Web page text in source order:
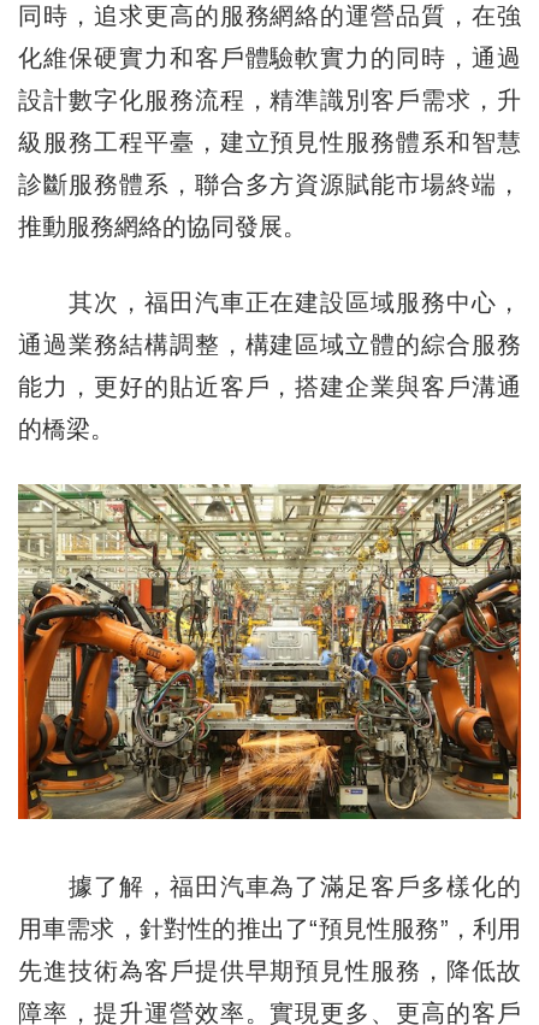
同時，追求更高的服務網絡的運營品質，在強
化維保硬實力和客戶體驗軟實力的同時，通過
設計數字化服務流程，精準識別客戶需求，升
級服務工程平臺，建立預見性服務體系和智慧
診斷服務體系，聯合多方資源賦能市場終端，
推動服務網絡的協同發展。
其次，福田汽車正在建設區域服務中心，
通過業務結構調整，構建區域立體的綜合服務
能力，更好的貼近客戶，搭建企業與客戶溝通
的橋梁。
據了解，福田汽車為了滿足客戶多樣化的
用車需求，針對性的推出了“預見性服務”，利用
先進技術為客戶提供早期預見性服務，降低故
障率，提升運營效率。實現更多、更高的客戶